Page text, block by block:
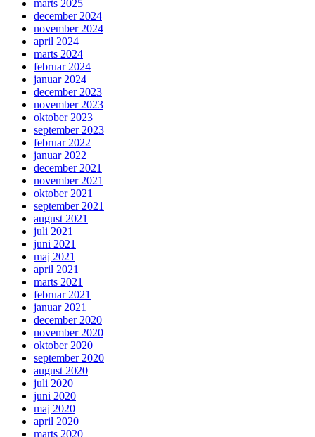
marts 2025
december 2024
november 2024
april 2024
marts 2024
februar 2024
januar 2024
december 2023
november 2023
oktober 2023
september 2023
februar 2022
januar 2022
december 2021
november 2021
oktober 2021
september 2021
august 2021
juli 2021
juni 2021
maj 2021
april 2021
marts 2021
februar 2021
januar 2021
december 2020
november 2020
oktober 2020
september 2020
august 2020
juli 2020
juni 2020
maj 2020
april 2020
marts 2020